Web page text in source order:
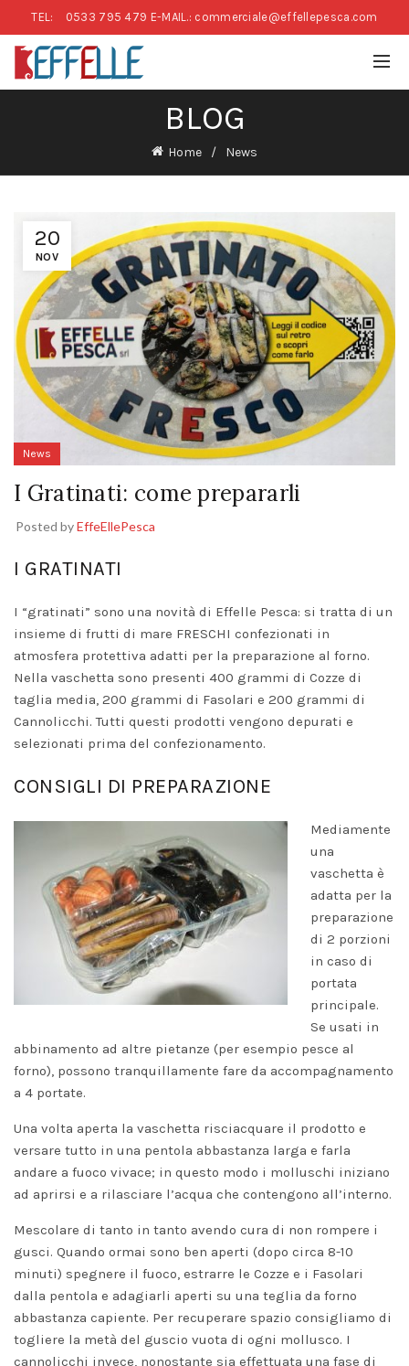
TEL: 0533 795 479 E-MAIL.: commerciale@effellepesca.com
BLOG
Home News
20
NOV
News
I Gratinati: come prepararli
Posted byEffeEllePesca
I GRATINATI
I “gratinati” sono una novità di Effelle Pesca: si tratta di un
insieme di frutti di mare FRESCHI confezionati in
atmosfera protettiva adatti per la preparazione al forno.
Nella vaschetta sono presenti 400 grammi di Cozze di
taglia media, 200 grammi di Fasolari e 200 grammi di
Cannolicchi. Tutti questi prodotti vengono depurati e
selezionati prima del confezionamento.
CONSIGLI DI PREPARAZIONE
Mediamente
una
vaschetta è
adatta per la
preparazione
di 2 porzioni
in caso di
portata
principale.
Se usati in
abbinamento ad altre pietanze (per esempio pesce al
forno), possono tranquillamente fare da accompagnamento
a 4 portate.
Una volta aperta la vaschetta risciacquare il prodotto e
versare tutto in una pentola abbastanza larga e farla
andare a fuoco vivace; in questo modo i molluschi iniziano
ad aprirsi e a rilasciare l’acqua che contengono all’interno.
Mescolare di tanto in tanto avendo cura di non rompere i
gusci. Quando ormai sono ben aperti (dopo circa 8-10
minuti) spegnere il fuoco, estrarre le Cozze e i Fasolari
dalla pentola e adagiarli aperti su una teglia da forno
abbastanza capiente. Per recuperare spazio consigliamo di
togliere la metà del guscio vuota di ogni mollusco. I
cannolicchi invece, nonostante sia effettuata una fase di